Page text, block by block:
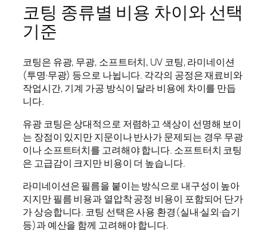
코팅 종류별 비용 차이와 선택
기준
코팅은 유광, 무광, 소프트터치, UV 코팅, 라미네이션
(투명·무광) 등으로 나뉩니다. 각각의 공정은 재료비와
작업시간, 기계 가공 방식이 달라 비용에 차이를 만듭
니다.
유광 코팅은 상대적으로 저렴하고 색상이 선명해 보이
는 장점이 있지만 지문이나 반사가 문제되는 경우 무광
이나 소프트터치를 고려해야 합니다. 소프트터치 코팅
은 고급감이 크지만 비용이 더 높습니다.
라미네이션은 필름을 붙이는 방식으로 내구성이 높아
지지만 필름 비용과 열압착 공정 비용이 포함되어 단가
가 상승합니다. 코팅 선택은 사용 환경(실내·실외·습기
등)과 예산을 함께 고려해야 합니다.